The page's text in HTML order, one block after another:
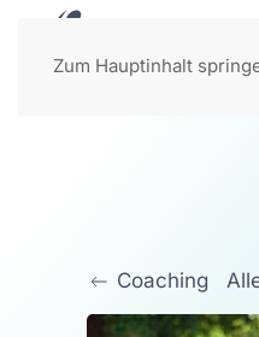
Zum Hauptinhalt
Coaching